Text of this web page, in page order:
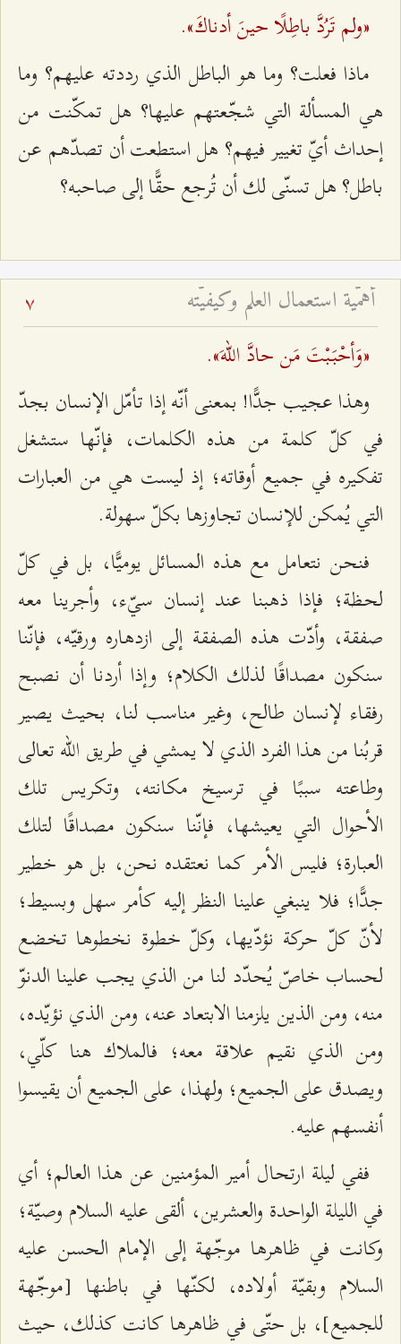
«ولم تَرُدَّ باطِلًا حينَ أدناكَ».
ماذا فعلت؟ وما هو الباطل الذي رددته عليهم؟ وما
هي المسألة التي شجّعتهم عليها؟ هل تمكّنت من
إحداث أيّ تغيير فيهم؟ هل استطعت أن تصدّهم عن
باطل؟ هل تسنّى لك أن تُرجع حقًّا إلى صاحبه؟
أهمّية استعمال العلم وكيفيّته 7
«وَأحْبَبْتَ مَن حادَّ اللهَ».
وهذا عجيب جدًّا! بمعنى أنّه إذا تأمّل الإنسان بجدّ
في كلّ كلمة من هذه الكلمات، فإنّها ستشغل
تفكيره في جميع أوقاته؛ إذ ليست هي من العبارات
التي يُمكن للإنسان تجاوزها بكلّ سهولة.
فنحن نتعامل مع هذه المسائل يوميًّا، بل في كلّ
لحظة؛ فإذا ذهبنا عند إنسان سيّء، وأجرينا معه
صفقة، وأدّت هذه الصفقة إلى ازدهاره ورقيّه، فإنّنا
سنكون مصداقًا لذلك الكلام؛ وإذا أردنا أن نصبح
رفقاء لإنسان طالح، وغير مناسب لنا، بحيث يصير
قربُنا من هذا الفرد الذي لا يمشي في طريق الله تعالى
وطاعته سببًا في ترسيخ مكانته، وتكريس تلك
الأحوال التي يعيشها، فإنّنا سنكون مصداقًا لتلك
العبارة؛ فليس الأمر كما نعتقده نحن، بل هو خطير
جدًّا؛ فلا ينبغي علينا النظر إليه كأمر سهل وبسيط؛
لأنّ كلّ حركة نؤدّيها، وكلّ خطوة نخطوها تخضع
لحساب خاصّ يُحدّد لنا من الذي يجب علينا الدنوّ
منه، ومن الذين يلزمنا الابتعاد عنه، ومن الذي نؤيّده،
ومن الذي نقيم علاقة معه؛ فالملاك هنا كلّي،
ويصدق على الجميع؛ ولهذا، على الجميع أن يقيسوا
أنفسهم عليه.
ففي ليلة ارتحال أمير المؤمنين عن هذا العالم؛ أي
في الليلة الواحدة والعشرين، ألقى عليه السلام وصيّة؛
وكانت في ظاهرها موجّهة إلى الإمام الحسن عليه
السلام وبقيّة أولاده، لكنّها في باطنها [موجّهة
للجميع]، بل حتّى في ظاهرها كانت كذلك، حيث